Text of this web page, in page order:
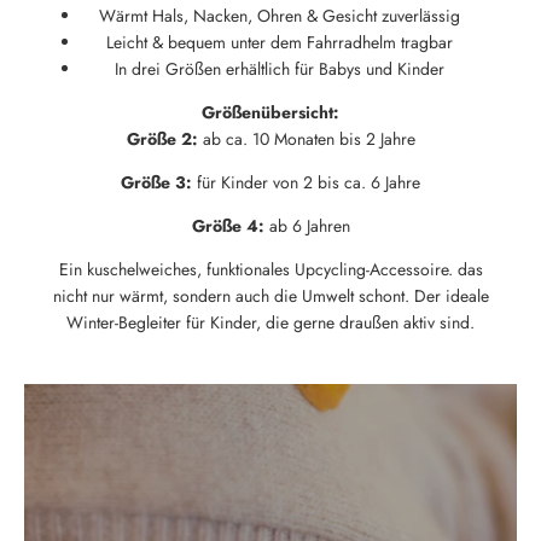
Wärmt Hals, Nacken, Ohren & Gesicht zuverlässig
Leicht & bequem unter dem Fahrradhelm tragbar
In drei Größen erhältlich für Babys und Kinder
Größenübersicht:
Größe 2: ab ca. 10 Monaten bis 2 Jahre
Größe 3: für Kinder von 2 bis ca. 6 Jahre
Größe 4: ab 6 Jahren
Ein kuschelweiches, funktionales Upcycling-Accessoire. das
nicht nur wärmt, sondern auch die Umwelt schont. Der ideale
Winter-Begleiter für Kinder, die gerne draußen aktiv sind.